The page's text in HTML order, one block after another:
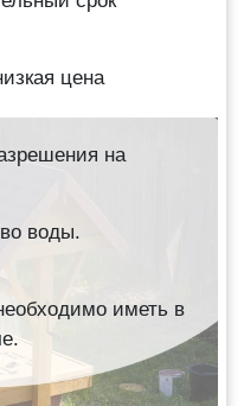
цена
на
воды.
иметь в